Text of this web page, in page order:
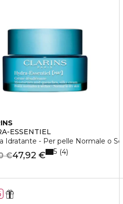
ESSENTIEL
Idratante - Per pelle Normale o
47,92 €
€ 5 4